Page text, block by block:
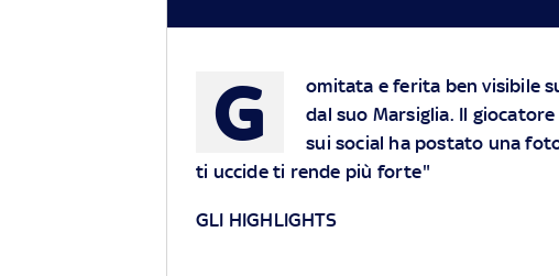
G
omitata e ferita ben visibile
dal suo Marsiglia. Il
sui social ha postato una
ti uccide ti rende più forte"
GLI HIGHLIGHTS